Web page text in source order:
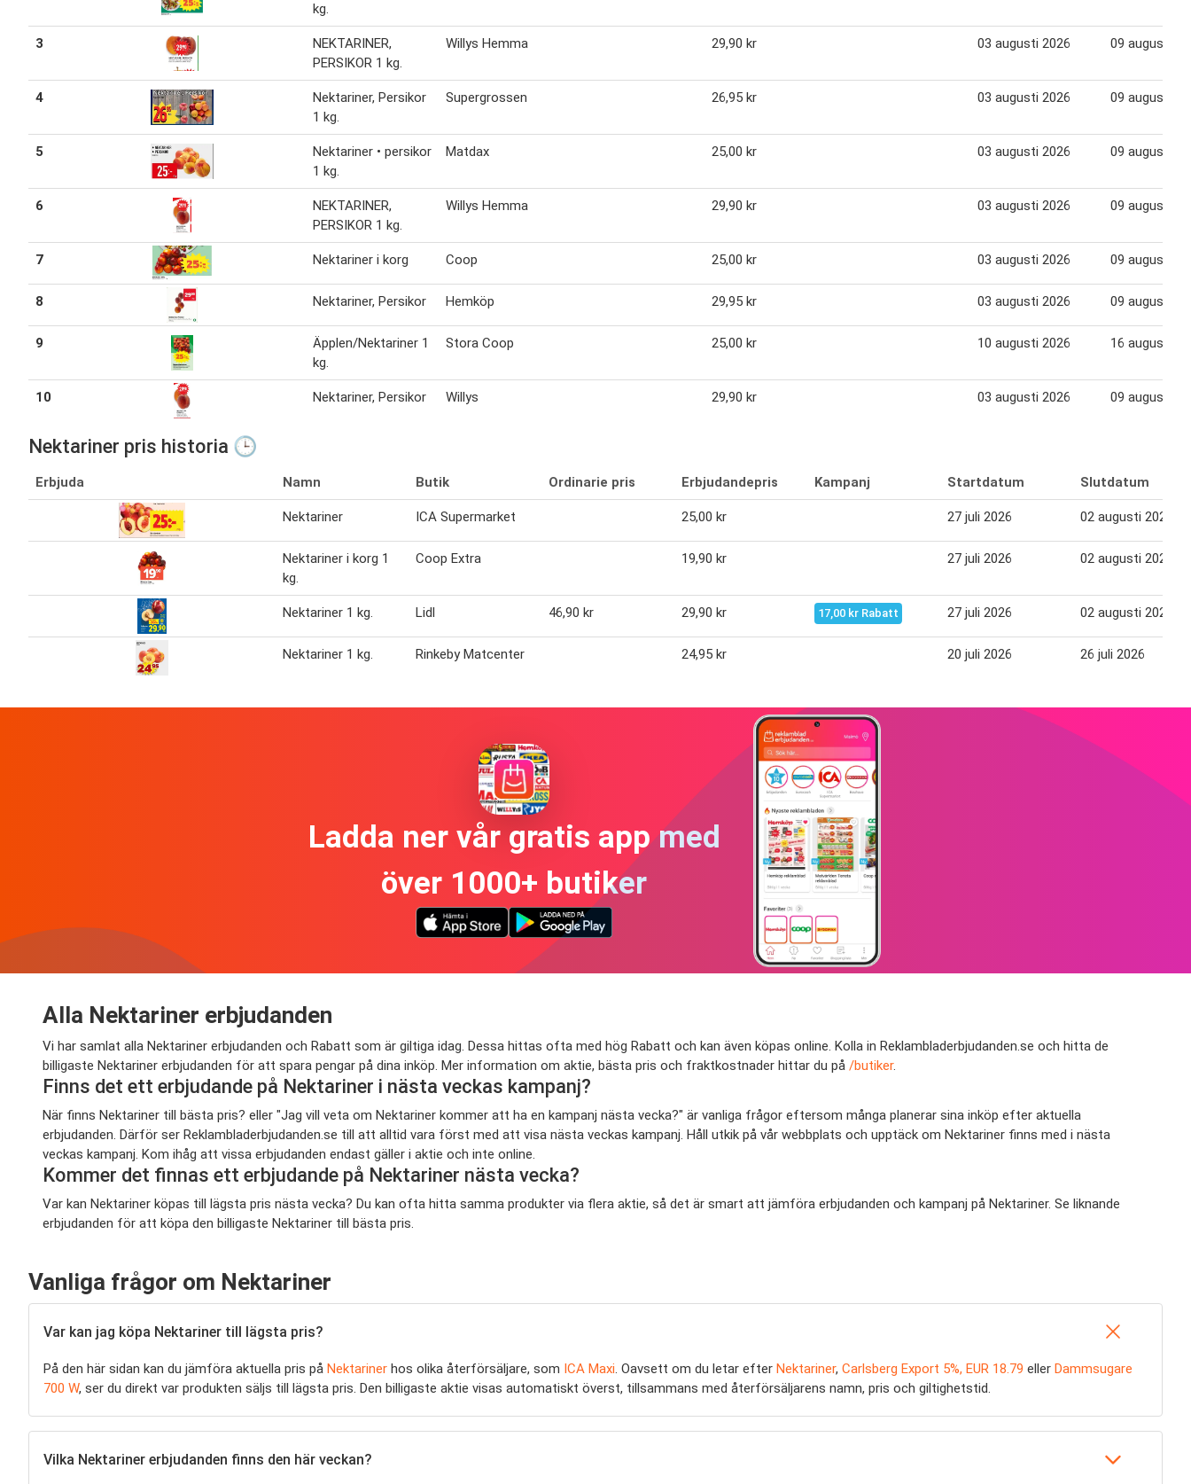
kg.
3
NEKTARINER,
PERSIKOR 1 kg.
Willys Hemma 29,90 kr 03 augusti 2026 09 augusti
4
Nektariner, Persikor
1 kg.
Supergrossen 26,95 kr 03 augusti 2026 09 augusti
5
Nektariner • persikor
1 kg.
Matdax 25,00 kr 03 augusti 2026 09 augusti
6
NEKTARINER,
PERSIKOR 1 kg.
Willys Hemma 29,90 kr 03 augusti 2026 09 augusti
7 Nektariner i korg Coop 25,00 kr 03 augusti 2026 09 augusti
8 Nektariner, Persikor Hemköp 29,95 kr 03 augusti 2026 09 augusti
9
Äpplen/Nektariner 1
kg.
Stora Coop 25,00 kr 10 augusti 2026 16 augusti
10 Nektariner, Persikor Willys 29,90 kr 03 augusti 2026 09 augusti
Nektariner pris historia 🕒
Erbjuda Namn Butik Ordinarie pris Erbjudandepris Kampanj Startdatum Slutdatum
Nektariner ICA Supermarket 25,00 kr 27 juli 2026 02 augusti 2026
Nektariner i korg 1
kg.
Coop Extra 19,90 kr 27 juli 2026 02 augusti 2026
Nektariner 1 kg. Lidl 46,90 kr 29,90 kr 17,00 kr Rabatt 27 juli 2026 02 augusti 2026
Nektariner 1 kg. Rinkeby Matcenter 24,95 kr 20 juli 2026 26 juli 2026
Ladda ner vår gratis app med
över 1000+ butiker
Alla Nektariner erbjudanden
Vi har samlat alla Nektariner erbjudanden och Rabatt som är giltiga idag. Dessa hittas ofta med hög Rabatt och kan även köpas online. Kolla in Reklambladerbjudanden.se och hitta de
billigaste Nektariner erbjudanden för att spara pengar på dina inköp. Mer information om aktie, bästa pris och fraktkostnader hittar du på /butiker.
Finns det ett erbjudande på Nektariner i nästa veckas kampanj?
När finns Nektariner till bästa pris? eller "Jag vill veta om Nektariner kommer att ha en kampanj nästa vecka?" är vanliga frågor eftersom många planerar sina inköp efter aktuella
erbjudanden. Därför ser Reklambladerbjudanden.se till att alltid vara först med att visa nästa veckas kampanj. Håll utkik på vår webbplats och upptäck om Nektariner finns med i nästa
veckas kampanj. Kom ihåg att vissa erbjudanden endast gäller i aktie och inte online.
Kommer det finnas ett erbjudande på Nektariner nästa vecka?
Var kan Nektariner köpas till lägsta pris nästa vecka? Du kan ofta hitta samma produkter via flera aktie, så det är smart att jämföra erbjudanden och kampanj på Nektariner. Se liknande
erbjudanden för att köpa den billigaste Nektariner till bästa pris.
Vanliga frågor om Nektariner
Var kan jag köpa Nektariner till lägsta pris?
På den här sidan kan du jämföra aktuella pris på Nektariner hos olika återförsäljare, som ICA Maxi. Oavsett om du letar efter Nektariner, Carlsberg Export 5%, EUR 18.79 eller Dammsugare
700 W, ser du direkt var produkten säljs till lägsta pris. Den billigaste aktie visas automatiskt överst, tillsammans med återförsäljarens namn, pris och giltighetstid.
Vilka Nektariner erbjudanden finns den här veckan?